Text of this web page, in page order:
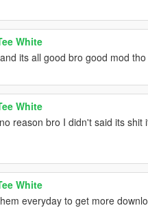
White
its all good bro good mod tho
White
reason bro I didn't said its shit
White
everyday to get more